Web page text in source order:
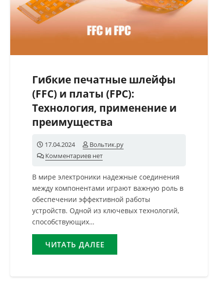
Гибкие печатные шлейфы
(FFC) и платы (FPC):
Технология, применение и
преимущества
17.04.2024
Вольтик.ру
Комментариев нет
В мире электроники надежные соединения
между компонентами играют важную роль в
обеспечении эффективной работы
устройств. Одной из ключевых технологий,
способствующих…
ЧИТАТЬ ДАЛЕЕ